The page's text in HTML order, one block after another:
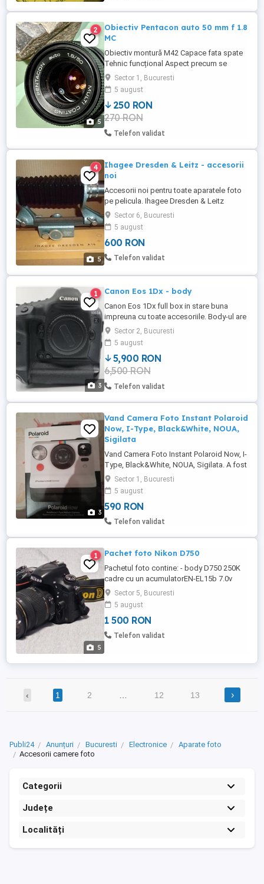
5
2
Obiectiv Pentacon auto 50 mm f 1.8
MC
Obiectiv montură M42 Capace fata spate
Tehnic funcțional Aspect precum se
poate vedea în poze Se poate monta pe
camere mirrorless cu adaptor Prefer
București pentru testare cu clientul Estetic
8 10 Tehnic 10 10
Sector 1, Bucuresti
5 august
250 RON
270 RON
Telefon validat
5
4
Ihagee Dresden & Leitz - accesorii
noi
Accesorii noi pentru toate aparatele foto
pe pelicula. Ihagee Dresden & Leitz
Sector 6, Bucuresti
5 august
600 RON
Telefon validat
3
1 Canon Eos 1Dx - body
Canon Eos 1Dx full box in stare buna
impreuna cu toate accesoriile. Body-ul are
aprox 62k cadre. Mai multe detalii si foto
pe privat. Motivul vanzarii: am trecut pe
mirrorless. Predare personala in Bucuresti
Ilfov. Nu schimb decat cu gama R6, R7 cu
diferenta sau obiective RF. Prefer cash!
Sector 2, Bucuresti
5 august
5,900 RON
6,500 RON
Telefon validat
3
Vand Camera Foto Instant Polaroid
Now, I-Type, Black&White, NOUA,
Sigilata
Vand Camera Foto Instant Polaroid Now, I-
Type, Black&White, NOUA, Sigilata. A fost
castigata la un concurs. Descrierea este
preluata de pe Emag, unde exact acest tip
de camera se vinde cu 880,21 lei. Ochiti,
apasati, si pastrati: este atat de simplu cu
Polaroid Now. Aceasta serie este o
Sector 1, Bucuresti
5 august
590 RON
Telefon validat
5
1 Pachet foto Nikon D750
Pachetul foto contine: - body D750 250K
cadre cu un acumulatorEN-EL15b 7.0v
1900mAh (perfect funcțional,fara nici o
problema, doar cauciucul de grip este
putin dezlipit si lipsa cauciuc ocular)-
1500lei - obiectiv Tamron 70-300mm f4-
5.6 VC USD -1300lei - obiectiv Sigma 17-
Sector 5, Bucuresti
5 august
1 500 RON
Telefon validat
‹ 1 2 12 13 ›
Publi24 Anunțuri Bucuresti Electronice
Aparate foto
Accesorii camere foto
Categorii
Județe
Localități